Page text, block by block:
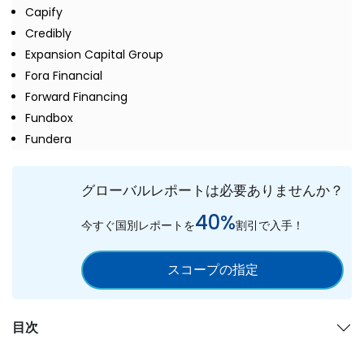
Capify
Credibly
Expansion Capital Group
Fora Financial
Forward Financing
Fundbox
Fundera
グローバルレポートは必要ありませんか？
今すぐ国別レポートを40%割引で入手！
スコープの指定
目次